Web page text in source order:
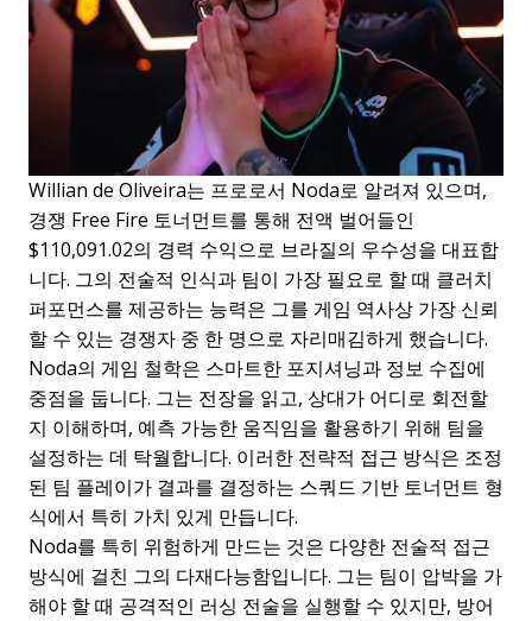
Willian de Oliveira는 프로로서 Noda로 알려져 있으며,
경쟁 Free Fire 토너먼트를 통해 전액 벌어들인
$110,091.02의 경력 수익으로 브라질의 우수성을 대표합
니다. 그의 전술적 인식과 팀이 가장 필요로 할 때 클러치
퍼포먼스를 제공하는 능력은 그를 게임 역사상 가장 신뢰
할 수 있는 경쟁자 중 한 명으로 자리매김하게 했습니다.
Noda의 게임 철학은 스마트한 포지셔닝과 정보 수집에
중점을 둡니다. 그는 전장을 읽고, 상대가 어디로 회전할
지 이해하며, 예측 가능한 움직임을 활용하기 위해 팀을
설정하는 데 탁월합니다. 이러한 전략적 접근 방식은 조정
된 팀 플레이가 결과를 결정하는 스쿼드 기반 토너먼트 형
식에서 특히 가치 있게 만듭니다.
Noda를 특히 위험하게 만드는 것은 다양한 전술적 접근
방식에 걸친 그의 다재다능함입니다. 그는 팀이 압박을 가
해야 할 때 공격적인 러싱 전술을 실행할 수 있지만, 방어